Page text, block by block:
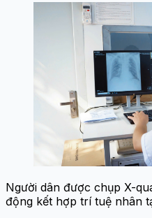
Người dân được chụp X-
động kết hợp trí tuệ nhân